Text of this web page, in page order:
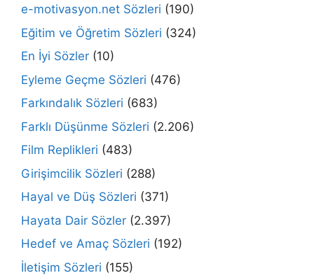
e-motivasyon.net Sözleri (190)
Eğitim ve Öğretim Sözleri (324)
En İyi Sözler (10)
Eyleme Geçme Sözleri (476)
Farkındalık Sözleri (683)
Farklı Düşünme Sözleri (2.206)
Film Replikleri (483)
Girişimcilik Sözleri (288)
Hayal ve Düş Sözleri (371)
Hayata Dair Sözler (2.397)
Hedef ve Amaç Sözleri (192)
İletişim Sözleri (155)